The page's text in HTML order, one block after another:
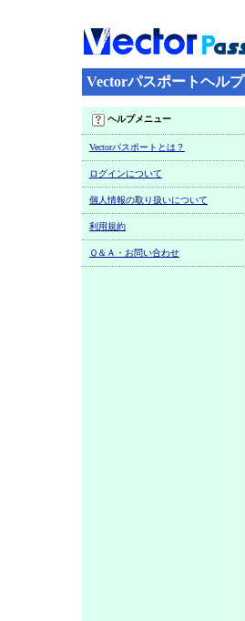
Vectorパスポートヘルプ
ヘルプメニュー
Vectorパスポートとは？
ログインについて
個人情報の取り扱いについて
利用規約
Ｑ＆Ａ・お問い合わせ